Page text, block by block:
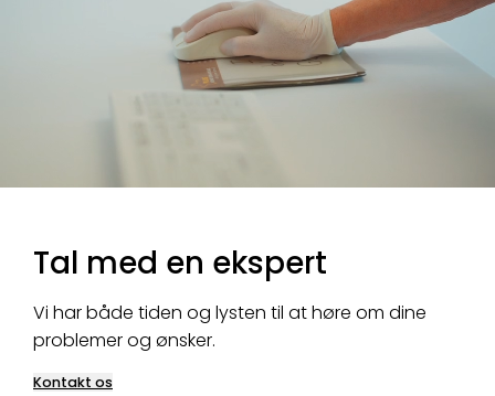
Tal med en ekspert
Vi har både tiden og lysten til at høre om dine
problemer og ønsker.
Kontakt os